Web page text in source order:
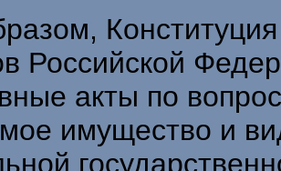
Российской
акты по
имущество и